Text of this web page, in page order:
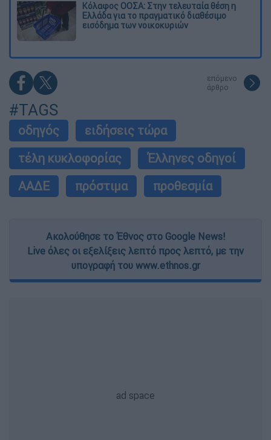
Κόλαφος ΟΟΣΑ: Στην τελευταία θέση η
Ελλάδα για το πραγματικό διαθέσιμο
εισόδημα των νοικοκυριών
επόμενο
άρθρο
#TAGS
οδηγός
ειδήσεις τώρα
τέλη κυκλοφορίας
Έλληνες οδηγοί
ΑΑΔΕ
πρόστιμα προθεσμία
Ακολούθησε το Έθνος στο Google News!
Live όλες οι εξελίξεις λεπτό προς λεπτό, με την
υπογραφή του www.ethnos.gr